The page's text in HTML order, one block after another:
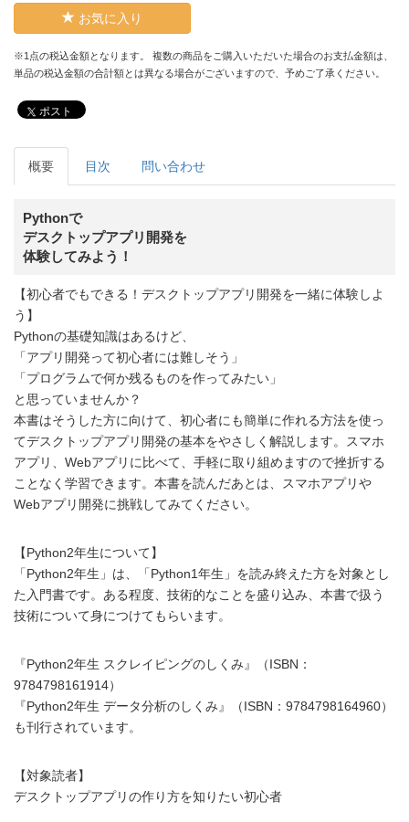
お気に入り
※1点の税込金額となります。 複数の商品をご購入いただいた場合のお支払金額は、
単品の税込金額の合計額とは異なる場合がございますので、予めご了承ください。
ポスト
概要 目次 問い合わせ
Pythonで
デスクトップアプリ開発を
体験してみよう！
【初心者でもできる！デスクトップアプリ開発を一緒に体験しよ
う】
Pythonの基礎知識はあるけど、
「アプリ開発って初心者には難しそう」
「プログラムで何か残るものを作ってみたい」
と思っていませんか？
本書はそうした方に向けて、初心者にも簡単に作れる方法を使っ
てデスクトップアプリ開発の基本をやさしく解説します。スマホ
アプリ、Webアプリに比べて、手軽に取り組めますので挫折する
ことなく学習できます。本書を読んだあとは、スマホアプリや
Webアプリ開発に挑戦してみてください。
【Python2年生について】
「Python2年生」は、「Python1年生」を読み終えた方を対象とし
た入門書です。ある程度、技術的なことを盛り込み、本書で扱う
技術について身につけてもらいます。
『Python2年生 スクレイピングのしくみ』（ISBN：
9784798161914）
『Python2年生 データ分析のしくみ』（ISBN：9784798164960）
も刊行されています。
【対象読者】
デスクトップアプリの作り方を知りたい初心者